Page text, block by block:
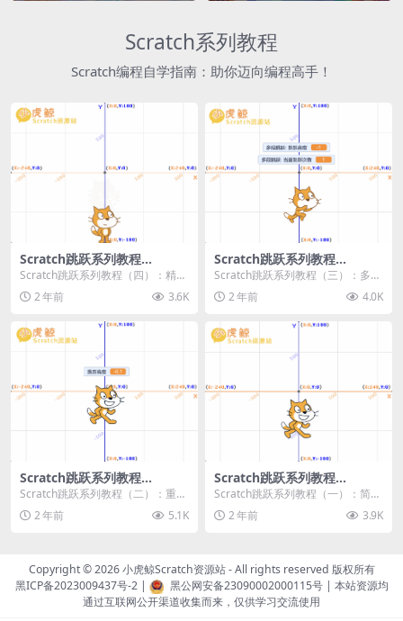
Scratch系列教程
Scratch编程自学指南：助你迈向编程高手！
Scratch跳跃系列教程
（四）：精准着陆
Scratch跳跃系列教程（四）：精准
着陆 作者：小虎鲸Scratch资源站
... 2 年前 3.6K
Scratch跳跃系列教程
（三）：多段跳跃
Scratch跳跃系列教程（三）：多段
跳跃 作者：小虎鲸Scratch资源站
连...2 年前 4.0K
Scratch跳跃系列教程
（二）：重力跳跃
Scratch跳跃系列教程（二）：重力
跳跃 作者：小虎鲸Scratch资源站
按...2 年前 5.1K
Scratch跳跃系列教程
（一）：简单跳跃
Scratch跳跃系列教程（一）：简单
跳跃 作者：小虎鲸Scratch资源站
按...2 年前 3.9K
Copyright © 2026小虎鲸Scratch资源站- All rights reserved 版权所有
黑ICP备2023009437号-2| 黑公网安备23090002000115号| 本站资源均
通过互联网公开渠道收集而来，仅供学习交流使用